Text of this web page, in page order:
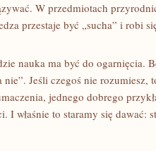
W przedmiotach
przestaje być „sucha” i robi
nauka ma być do ogarnięcia.
Jeśli czegoś nie rozumiesz,
jednego dobrego
I właśnie to staramy się dawać: